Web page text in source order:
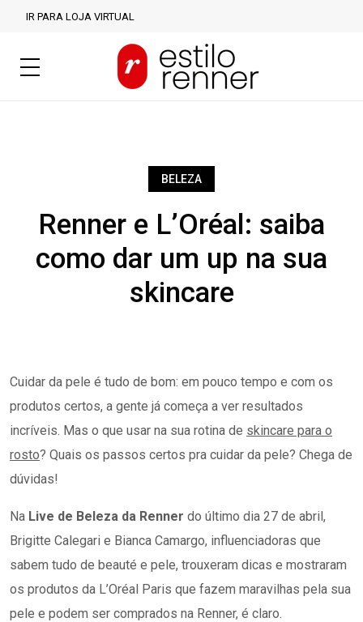
IR PARA LOJA VIRTUAL
BELEZA
Renner e L’Oréal: saiba
como dar um up na sua
skincare
Cuidar da pele é tudo de bom: em pouco tempo e com os
produtos certos, a gente já começa a ver resultados
incríveis. Mas o que usar na sua rotina de skincare para o
rosto? Quais os passos certos pra cuidar da pele? Chega de
dúvidas!
Na Live de Beleza da Renner do último dia 27 de abril,
Brigitte Calegari e Bianca Camargo, influenciadoras que
sabem tudo de beauté e pele, trouxeram dicas e mostraram
os produtos da L’Oréal Paris que fazem maravilhas pela sua
pele e podem ser comprados na Renner, é claro.